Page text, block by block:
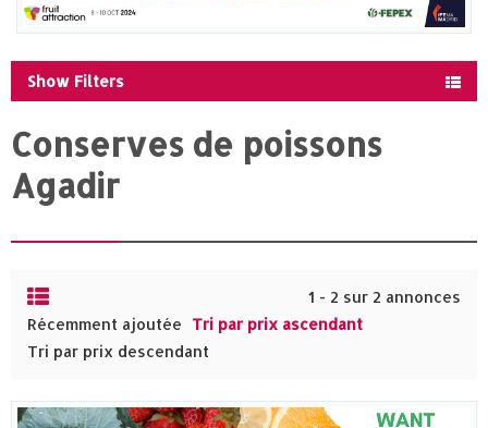
Show Filters
Conserves de poissons
Agadir
1 - 2 sur 2 annonces
Récemment ajoutée
Tri par prix ascendant
Tri par prix descendant